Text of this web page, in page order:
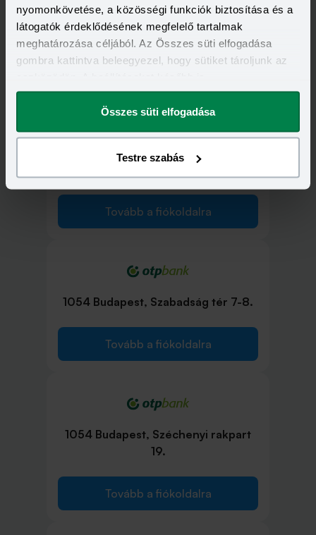
nyomonkövetése, a közösségi funkciók biztosítása és a
látogatók érdeklődésének megfelelő tartalmak
meghatározása céljából. Az Összes süti elfogadása
gombra kattintva beleegyezel, hogy sütiket tároljunk az
megváltoztathatod.
Összes süti elfogadása
Testre szabás
1052 Budapest, Deák Ferenc utca 7-
9.
Tovább a fiókoldalra
1054 Budapest, Szabadság tér 7-8.
Tovább a fiókoldalra
1054 Budapest, Széchenyi rakpart
19.
Tovább a fiókoldalra